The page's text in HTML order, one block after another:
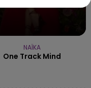
NAÏKA
One Track Mind